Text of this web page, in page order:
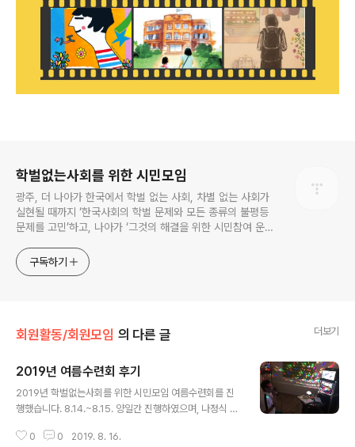
학벌없는사회를 위한 시민모임
광주, 더 나아가 한국에서 학벌 없는 사회, 차별 없는 사회가
실현될 때까지 ‘한국사회의 학벌 문제와 모든 종류의 불평등
문제를 고민’하고, 나아가 ‘그것의 해결을 위한 시민참여 운
구독하기
회원활동/회원모임 의 다른 글 더보기
2019년 여름수련회 후기
2019년 학벌없는사회를 위한 시민모임 여름수련회를 진
행했습니다. 8.14.~8.15. 양일간 진행하였으며, 나정식 선
서 편하고 즐겁게 놀았습니다. 다음 겨울수련회도 알찬 자
0 0 2019. 8. 16.